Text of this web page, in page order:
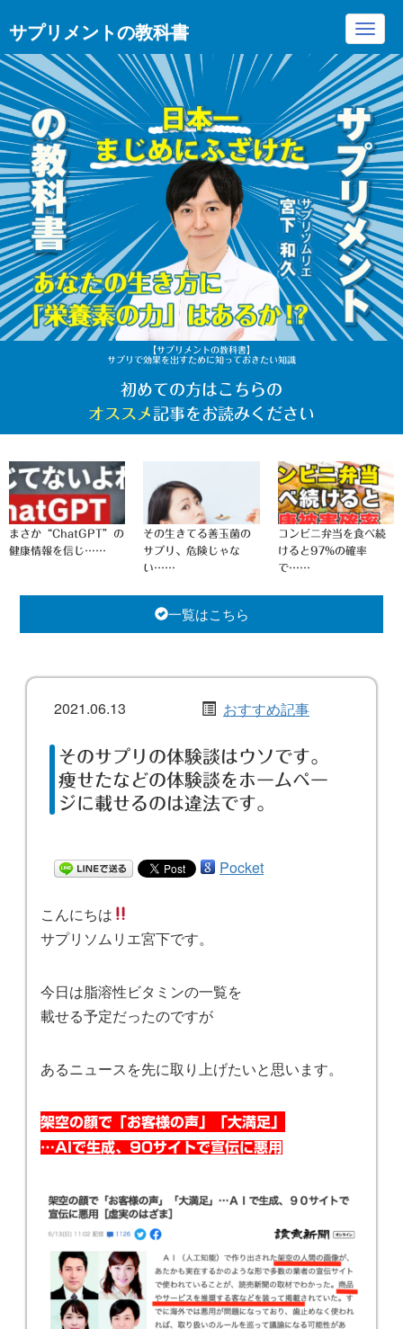
【サプリメントの教科書】
サプリで効果を出すために知っておきたい知識
サプリメントの教科書
初めての方はこちらの
オススメ記事をお読みください
まさか“ChatGPT”の
健康情報を信じ……
その生きてる善玉菌の
サプリ、危険じゃな
い……
コンビニ弁当を食べ続
けると97%の確率
で……
一覧はこちら
2021.06.13 おすすめ記事
そのサプリの体験談はウソです。
痩せたなどの体験談をホームペー
ジに載せるのは違法です。
Pocket
こんにちは
サプリソムリエ宮下です。
今日は脂溶性ビタミンの一覧を
載せる予定だったのですが
あるニュースを先に取り上げたいと思います。
架空の顔で「お客様の声」「大満足」
…AIで生成、90サイトで宣伝に悪用